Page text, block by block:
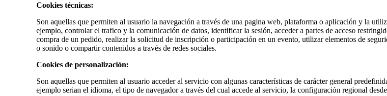
Cookies técnicas:
Son aquellas que permiten al usuario la navegación a través de una pagina web, plataforma o aplicación y la
ejemplo, controlar el trafico y la comunicación de datos, identificar la sesión, acceder a partes de acceso
compra de un pedido, realizar la solicitud de inscripción o participación en un evento, utilizar elementos de
o sonido o compartir contenidos a través de redes sociales.
Cookies de personalización:
Son aquellas que permiten al usuario acceder al servicio con algunas características de carácter general
ejemplo serian el idioma, el tipo de navegador a través del cual accede al servicio, la configuración regional